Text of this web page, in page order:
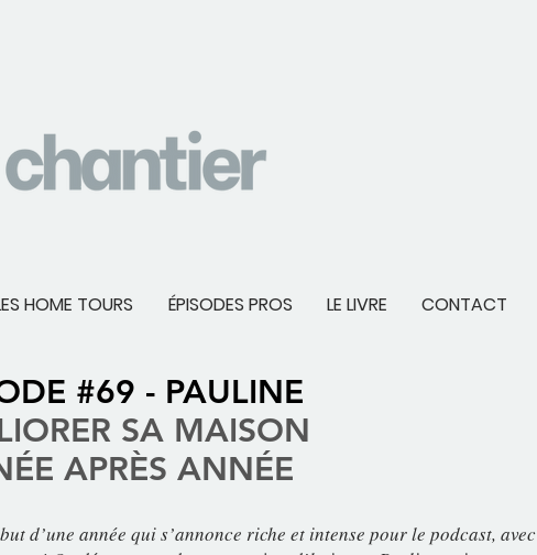
HOME TOURS ÉPISODES PROS LE LIVRE CONTACT
#69 - PAULINE
SA MAISON
APRÈS ANNÉE
d’une année qui s’annonce riche et intense pour le podcast, avec